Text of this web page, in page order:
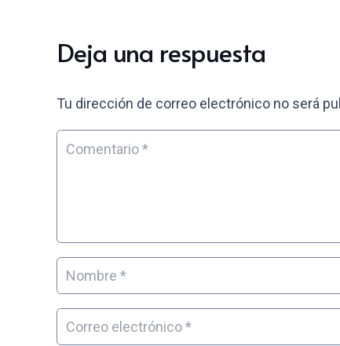
Deja una respuesta
Tu dirección de correo electrónico no será